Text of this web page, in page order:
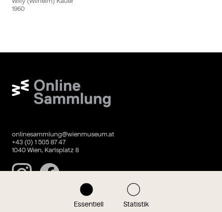
Essentiell Statistik
1960
Wien Museum Online Sammlung
onlinesammlung@wienmuseum.at
+43 (0) 1 505 87 47
1040 Wien, Karlsplatz 8
InstagramFacebook